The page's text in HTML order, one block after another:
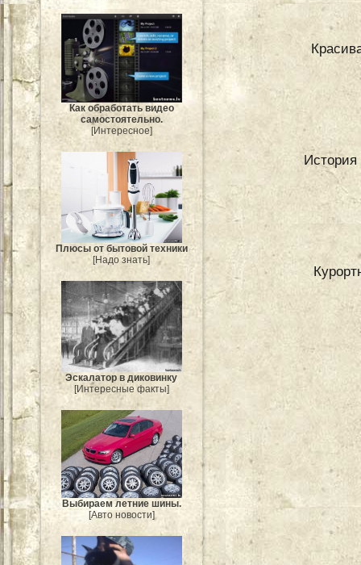
Как обработать видео
самостоятельно.
[Интересное]
Плюсы от бытовой техники
[Надо знать]
Эскалатор в диковинку
[Интересные факты]
Выбираем летние шины.
[Авто новости]